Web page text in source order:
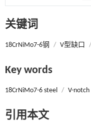
关键词
18CrNiMo7-6钢 / V型缺口 /
Key words
18CrNiMo7-6 steel / V-notch
引用本文